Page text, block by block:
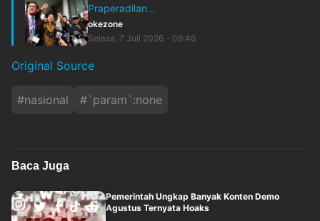
Praperadilan...
okezone
Selasa, 7 Juli 2026 - 06:46
Original Source
#nasional #`param`:none
Baca Juga
Pemerintah Ungkap Banyak Konten Demo
Agustus Ternyata Hoaks